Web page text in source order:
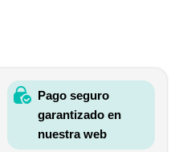
Pago seguro
garantizado en
nuestra web